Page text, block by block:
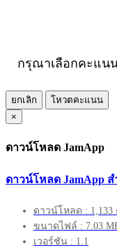
กรุณาเลือกคะแน
ยกเลิก
โหวตคะแนน
×
ดาวน์โหลด JamApp
ดาวน์โหลด JamApp
ดาวน์โหลด : 1,133
ขนาดไฟล์ : 7.03
เวอร์ชัน : 1.1